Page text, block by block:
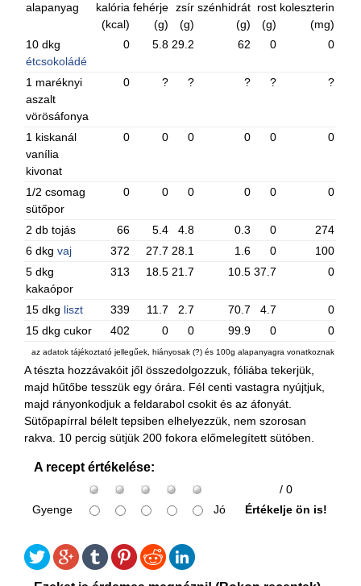
alapanyag
kalória
(kcal)
fehérje
(g)
zsír
(g)
szénhidrát
(g)
rost
(g)
koleszterin
(mg)
10 dkg
étcsokoládé
0 5.8 29.2 62 0 0
1 maréknyi
aszalt
vörösáfonya
0 ? ? ? ? ?
1 kiskanál
vanília
kivonat
0 0 0 0 0 0
1/2 csomag
sütőpor
0 0 0 0 0 0
2 db tojás 66 5.4 4.8 0.3 0
274
6 dkgvaj 372 27.7 28.1 1.6 0
100
5 dkg
kakaópor
313 18.5 21.7 10.5 37.7 0
15 dkg liszt 339 11.7 2.7 70.7 4.7
0
15 dkg cukor
402 0 0 99.9 0 0
az adatok tájékoztató jellegűek, hiányosak (?) és 100g alapanyagra vonatkoznak
A tészta hozzávakóit jől összedolgozzuk, fóliába tekerjük,
majd hűtőbe tesszük egy órára. Fél centi vastagra nyújtjuk,
majd rányonkodjuk a feldarabol csokit és az áfonyát.
Sütőpapírral bélelt tepsiben elhelyezzük, nem szorosan
rakva. 10 percig sütjük 200 fokora előmelegített sütóben.
A recept értékelése:
/ 0
Gyenge
Jó Értékelje ön is!